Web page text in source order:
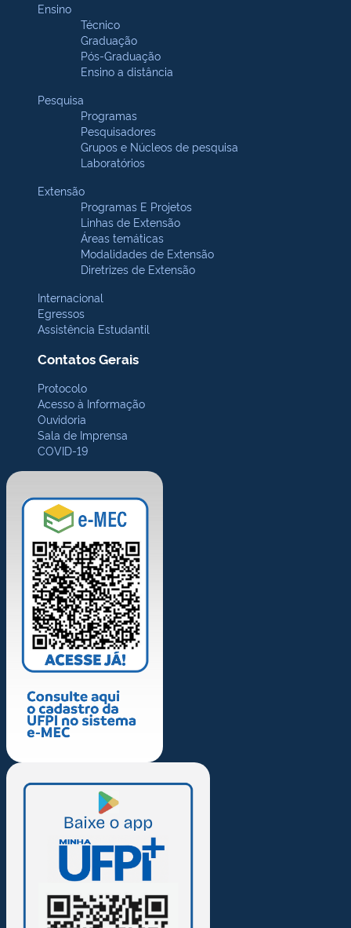
Ensino
Técnico
Graduação
Pós-Graduação
Ensino a distância
Pesquisa
Programas
Pesquisadores
Grupos e Núcleos de pesquisa
Laboratórios
Extensão
Programas E Projetos
Linhas de Extensão
Áreas temáticas
Modalidades de Extensão
Diretrizes de Extensão
Internacional
Egressos
Assistência Estudantil
Contatos Gerais
Protocolo
Acesso à Informação
Ouvidoria
Sala de Imprensa
COVID-19